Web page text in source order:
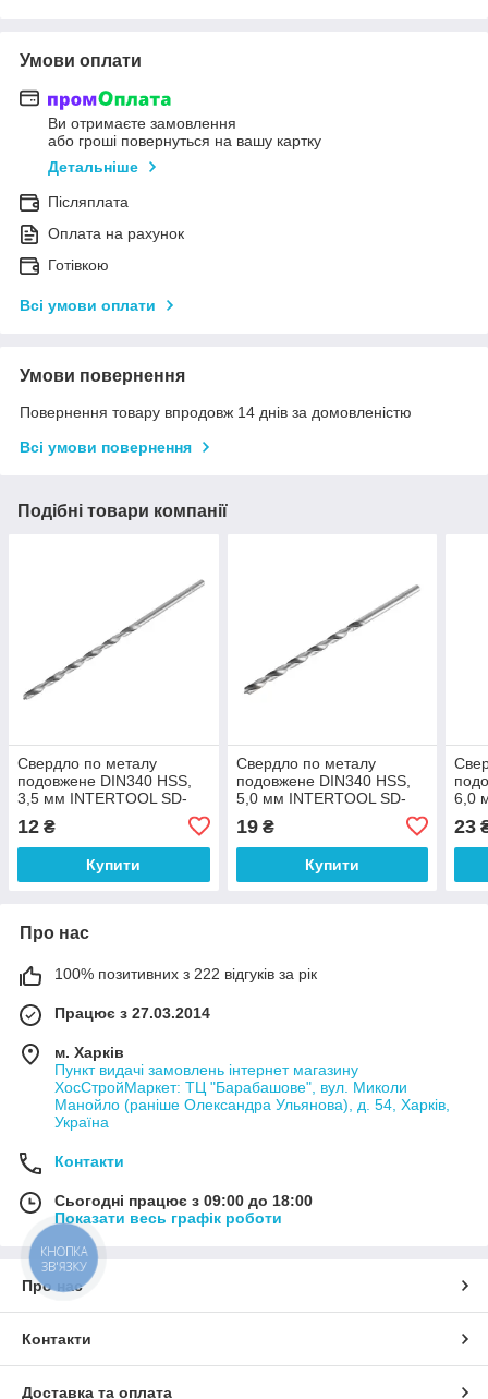
Умови оплати
Ви отримаєте замовлення
або гроші повернуться на вашу картку
Детальніше
Післяплата
Оплата на рахунок
Готівкою
Всі умови оплати
Умови повернення
Повернення товару впродовж 14 днів за домовленістю
Всі умови повернення
Подібні товари компанії
Свердло по металу
подовжене DIN340 HSS,
3,5 мм INTERTOOL SD-
12 ₴
Купити
Свердло по металу
подовжене DIN340 HSS,
5,0 мм INTERTOOL SD-
19₴
Купити
6,0
23
Про нас
100% позитивних з 222 відгуків за рік
Працює з 27.03.2014
м. Харків
Пункт видачі замовлень інтернет магазину
ХосСтройМаркет: ТЦ "Барабашове", вул. Миколи
Манойло (раніше Олександра Ульянова), д. 54, Харків,
Україна
Контакти
Сьогодні працює з 09:00 до 18:00
Показати весь графік роботи
Про нас
Контакти
Доставка та оплата
КНОПКА
ЗВ'ЯЗКУ